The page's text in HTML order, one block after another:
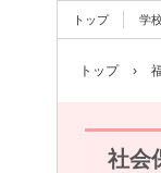
トップ 学
トップ ›
社会